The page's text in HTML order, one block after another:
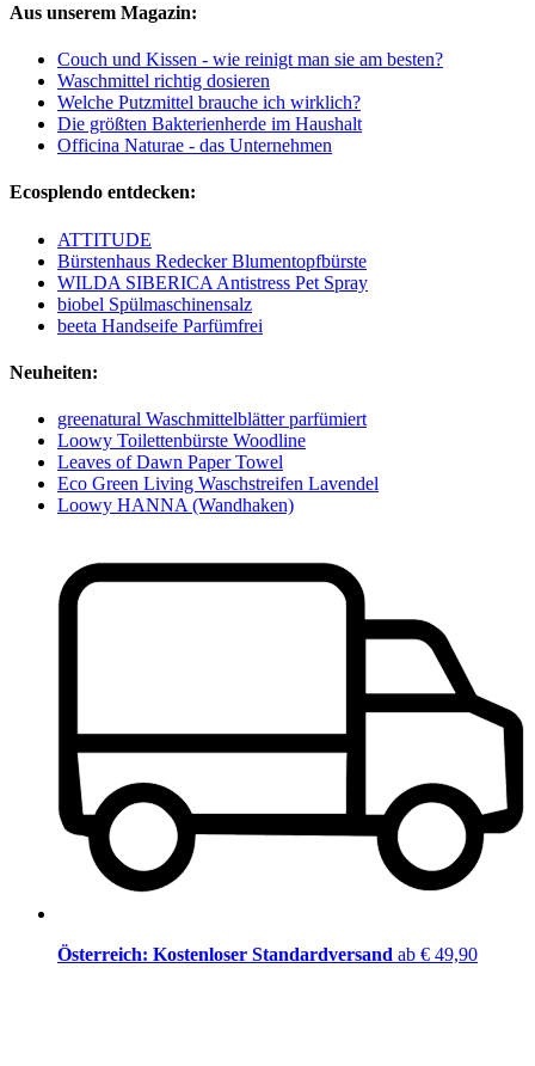
Aus unserem Magazin:
Couch und Kissen - wie reinigt man sie am besten?
Waschmittel richtig dosieren
Welche Putzmittel brauche ich wirklich?
Die größten Bakterienherde im Haushalt
Officina Naturae - das Unternehmen
Ecosplendo entdecken:
ATTITUDE
Bürstenhaus Redecker Blumentopfbürste
WILDA SIBERICA Antistress Pet Spray
biobel Spülmaschinensalz
beeta Handseife Parfümfrei
Neuheiten:
greenatural Waschmittelblätter parfümiert
Loowy Toilettenbürste Woodline
Leaves of Dawn Paper Towel
Eco Green Living Waschstreifen Lavendel
Loowy HANNA (Wandhaken)
Österreich: Kostenloser Standardversand ab € 49,90